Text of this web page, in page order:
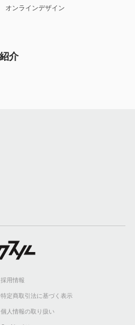
オンラインデザイン
介
採用情報
特定商取引法に基づく表示
個人情報の取り扱い